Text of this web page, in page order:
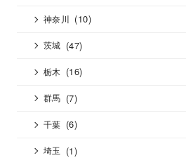
神奈川 (10)
茨城 (47)
栃木 (16)
群馬 (7)
千葉 (6)
埼玉 (1)